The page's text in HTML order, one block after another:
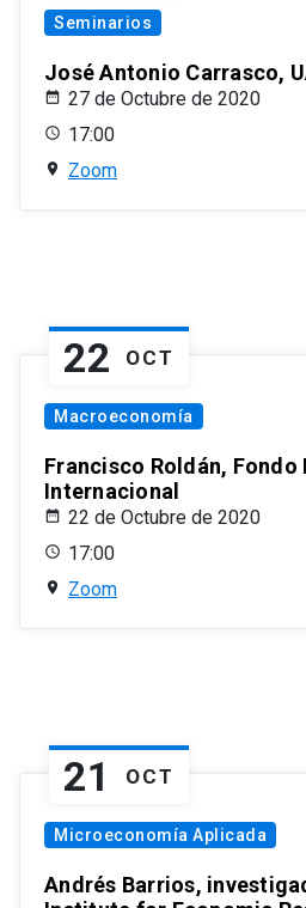
Seminarios
José Antonio Carrasco,
27 de Octubre de 2020
17:00
Zoom
22 OCT
Macroeconomía
Francisco Roldán,
Internacional
22 de Octubre de 2020
17:00
Zoom
21 OCT
Microeconomía Aplicada
Andrés Barrios,